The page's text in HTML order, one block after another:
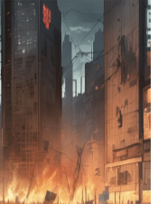
acelera à medida que
operadores e propostas
da vigilância ao
privacidade e
lentos a